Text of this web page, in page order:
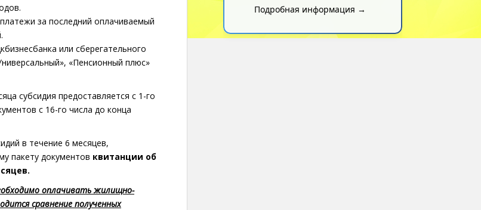
за последний оплачиваемый
или сберегательного
«Пенсионный плюс»
субсидия предоставляется с 1-го
с 16-го числа до конца
в течение 6 месяцев,
пакету документов квитанции об
оплачивать жилищно-
сравнение полученных
Подробная информация →